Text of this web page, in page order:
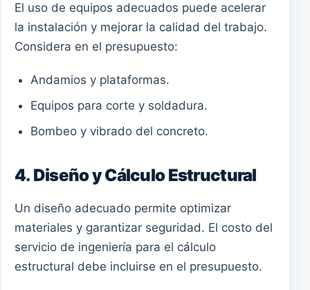
El uso de equipos adecuados puede acelerar
la instalación y mejorar la calidad del trabajo.
Considera en el presupuesto:
Andamios y plataformas.
Equipos para corte y soldadura.
Bombeo y vibrado del concreto.
4. Diseño y Cálculo Estructural
Un diseño adecuado permite optimizar
materiales y garantizar seguridad. El costo del
servicio de ingeniería para el cálculo
estructural debe incluirse en el presupuesto.